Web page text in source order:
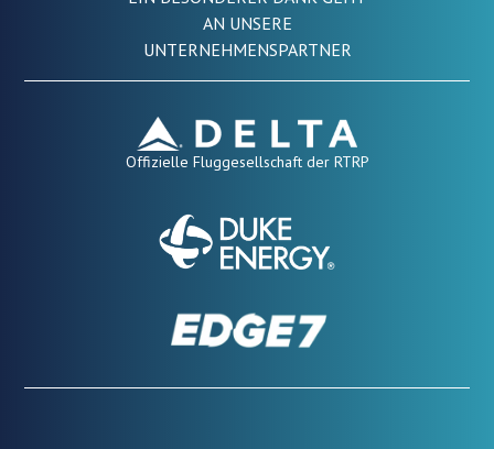
AN UNSERE
UNTERNEHMENSPARTNER
Offizielle Fluggesellschaft der RTRP